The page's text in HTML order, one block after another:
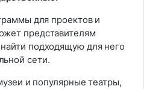
для проектов и
представителям
подходящую для него
сети.
и популярные театры,